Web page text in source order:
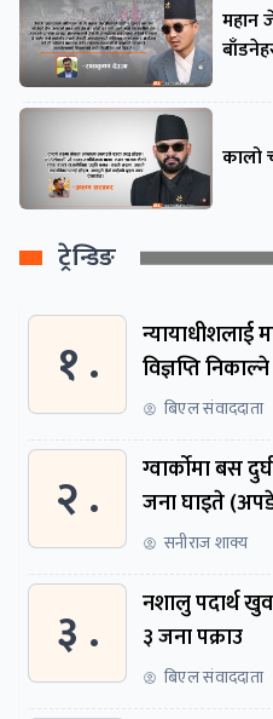
महान
कालो
ट्रेन्डिङ
१ .
न्यायाधीशलाई
विज्ञप्ति
समितिमा बोलाइयो
बिएल संवाददाता
२ .
ग्वार्काेमा बस
जना घाइते
सनीराज शाक्य
३ .
नशालु पदार्थ
३ जना पक्राउ
बिएल संवाददाता